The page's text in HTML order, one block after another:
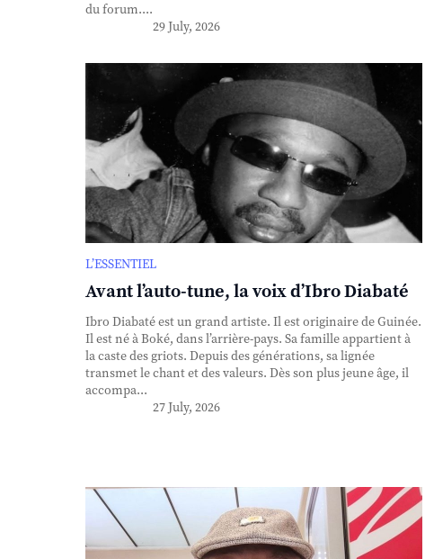
du forum....
29 July, 2026
L’ESSENTIEL
Avant l’auto-tune, la voix d’Ibro Diabaté
Ibro Diabaté est un grand artiste. Il est originaire de Guinée.
Il est né à Boké, dans l’arrière-pays. Sa famille appartient à
la caste des griots. Depuis des générations, sa lignée
transmet le chant et des valeurs. Dès son plus jeune âge, il
accompa...
27 July, 2026